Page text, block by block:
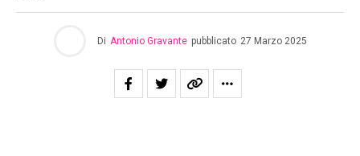
Di Antonio Gravante pubblicato 27 Marzo 2025